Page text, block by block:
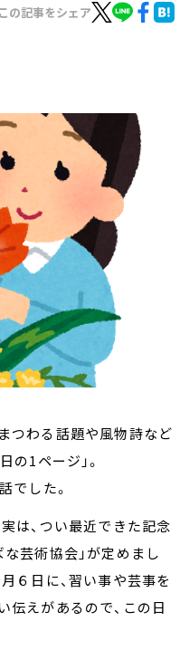
この記事をシェア
つわる話題や風物詩など
の1ページ」。
でした。
は、つい最近できた記念
な芸術協会」が定めまし
６日に、習い事や芸事を
伝えがあるので、この日